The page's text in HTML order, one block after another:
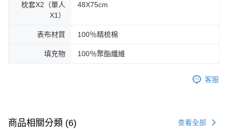
枕套X2（單人
X1）
48X75cm
表布材質 100％精梳棉
填充物 100％聚酯纖維
客服
商品相關分類 (6) 查看全部